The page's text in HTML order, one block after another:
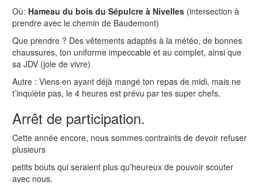
Où: Hameau du bois du Sépulcre à Nivelles (intersection à
prendre avec le chemin de Baudemont)
Que prendre ? Des vêtements adaptés à la météo, de bonnes
chaussures, ton uniforme impeccable et au complet, ainsi que
sa JDV (joie de vivre)
Autre : Viens en ayant déjà mangé ton repas de midi, mais ne
t’inquiète pas, le 4 heures est prévu par tes super chefs.
Arrêt de participation.
Cette année encore, nous sommes contraints de devoir refuser
plusieurs
petits bouts qui seraient plus qu’heureux de pouvoir scouter
avec nous.